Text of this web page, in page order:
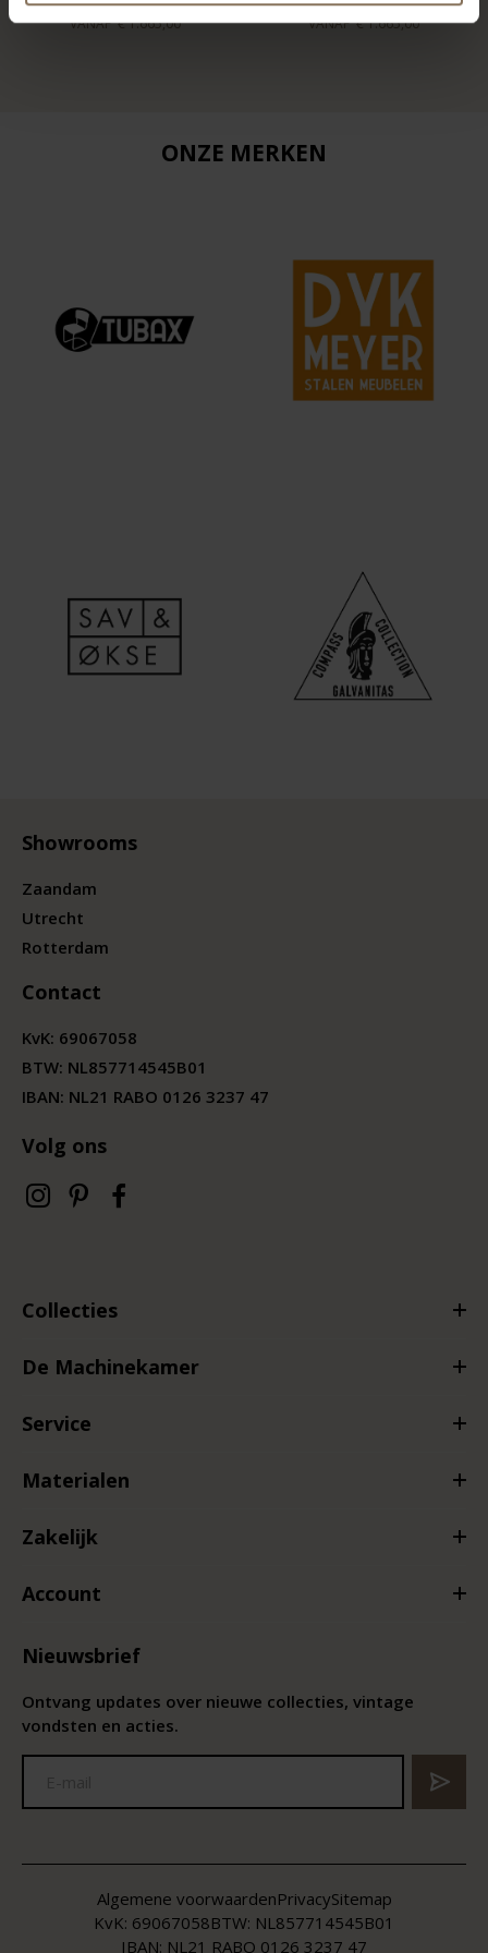
VANAF€ 1.665,00 VANAF€ 1.665,00
ONZE MERKEN
Showrooms
Zaandam
Utrecht
Rotterdam
Contact
KvK: 69067058
BTW: NL857714545B01
IBAN: NL21 RABO 0126 3237 47
Volg ons
Collecties
De Machinekamer
Service
Materialen
Zakelijk
Account
Nieuwsbrief
Ontvang updates over nieuwe collecties, vintage
vondsten en acties.
KvK: 69067058BTW: NL857714545B01
IBAN: NL21 RABO 0126 3237 47
Algemene voorwaardenPrivacySitemap